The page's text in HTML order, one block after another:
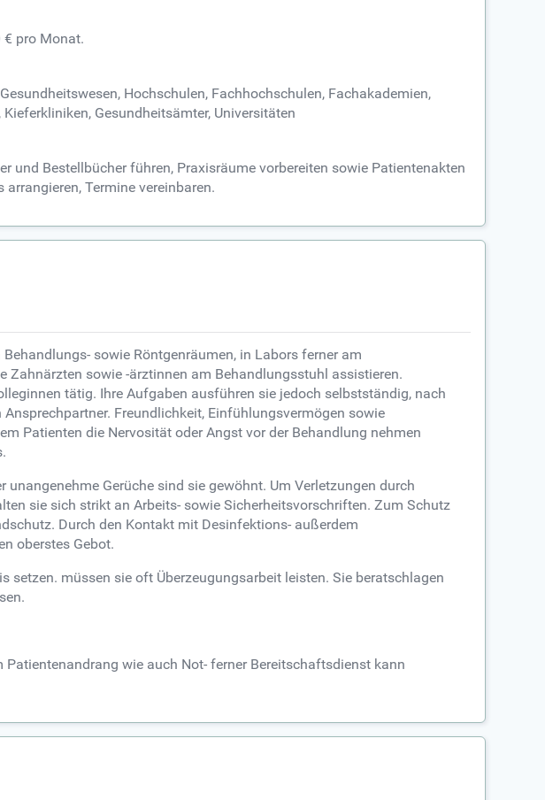
€ pro Monat.
Hochschulen, Fachhochschulen, Fachakademien,
Gesundheitsämter, Universitäten
und Bestellbücher führen, Praxisräume vorbereiten sowie Patientenakten
Termine vereinbaren.
sowie Röntgenräumen, in Labors ferner am
Zahnärzten sowie -ärztinnen am Behandlungsstuhl assistieren.
tätig. Ihre Aufgaben ausführen sie jedoch selbstständig, nach
Freundlichkeit, Einfühlungsvermögen sowie
Patienten die Nervosität oder Angst vor der Behandlung nehmen
Gerüche sind sie gewöhnt. Um Verletzungen durch
sie sich strikt an Arbeits- sowie Sicherheitsvorschriften. Zum Schutz
Durch den Kontakt mit Desinfektions- außerdem
oberstes Gebot.
müssen sie oft Überzeugungsarbeit leisten. Sie beratschlagen
wie auch Not- ferner Bereitschaftsdienst kann